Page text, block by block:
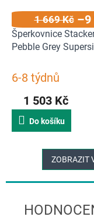
1 669 Kč –9
Šperkovnice
Pebble Grey
6-8 týdnů
1 503 Kč
Do košíku
ZOBRAZIT